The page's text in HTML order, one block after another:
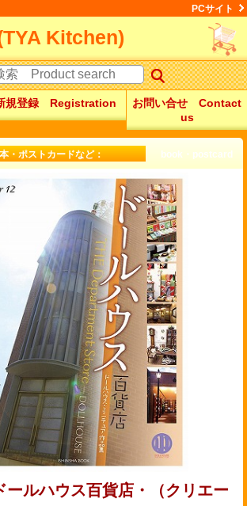
PCサイト
Kitchen)
規登録 Registration
お問い合せ Contact
us
本・ポストカードなど： book・postcard
ルハウス百貨店・（クリエー